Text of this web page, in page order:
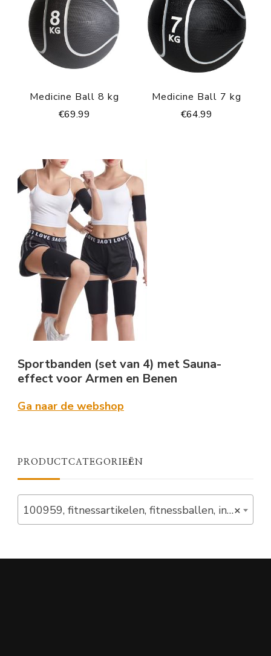
Medicine Ball 8 kg
€69.99
Medicine Ball 7 kg
€64.99
Sportbanden (set van 4) met Sauna-
effect voor Armen en Benen
Ga naar de webshop
PRODUCTCATEGORIEËN
×
100959, fitnessartikelen, fitnessballen, in_stock (10)